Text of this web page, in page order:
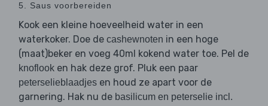
5. Saus voorbereiden
Kook een kleine hoeveelheid water in een
waterkoker. Doe de cashewnoten in een hoge
(maat)beker en voeg 40ml kokend water toe. Pel de
knoflook en hak deze grof. Pluk een paar
peterselieblaadjes en houd ze apart voor de
garnering. Hak nu de basilicum en peterselie incl.